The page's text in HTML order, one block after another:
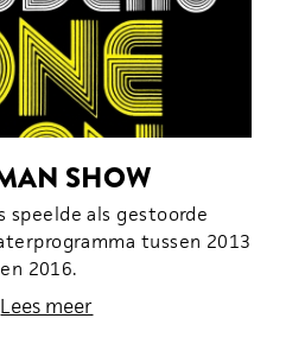
SHOW
speelde als gestoorde
tussen 2013
en 2016.
Lees meer